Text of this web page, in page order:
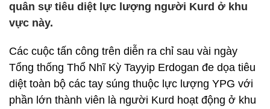
quân sự tiêu diệt lực lượng người Kurd ở khu
vực này.
Các cuộc tấn công trên diễn ra chỉ sau vài ngày
Tổng thống Thổ Nhĩ Kỳ Tayyip Erdogan đe dọa tiêu
diệt toàn bộ các tay súng thuộc lực lượng YPG với
phần lớn thành viên là người Kurd hoạt động ở khu